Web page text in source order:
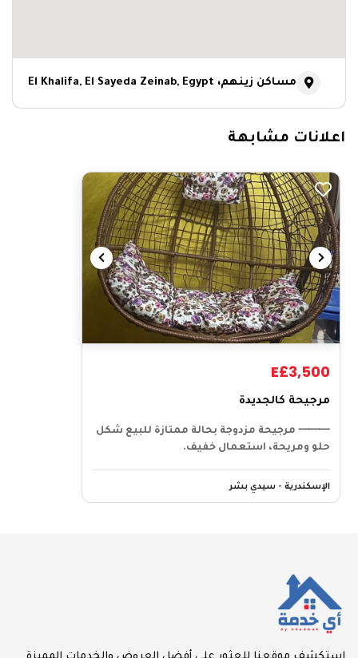
مساكن زينهم، El Khalifa, El Sayeda Zeinab, Egypt
اعلانات مشابهة
مرجيحة كالجديدة
⸻ مرجيحة مزدوجة بحالة ممتازة للبيع شكل
حلو ومريحة، استعمال خفيف.
الإسكندرية - سيدي بشر
E£3,500